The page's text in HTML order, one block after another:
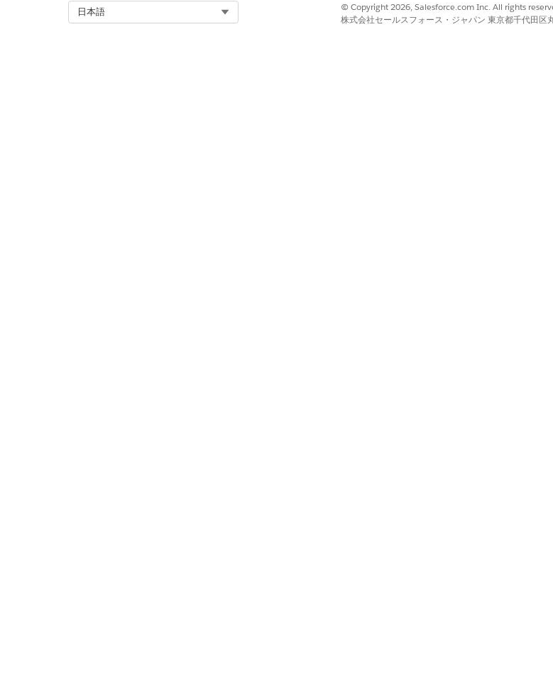
日本語
© Copyright 2026, Salesforce.com Inc. All rights
株式会社セールスフォース・ジャパン 東京都千代田区